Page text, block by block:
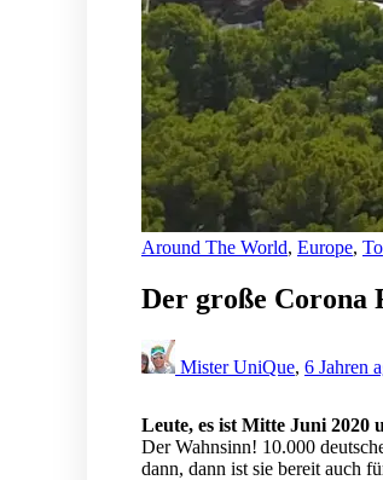
Around The World, Europe,
Der große Corona
Mister UniQue, 6 Jahren
Leute, es ist Mitte Juni 2020
Der Wahnsinn! 10.000
dann, dann ist sie bereit auch